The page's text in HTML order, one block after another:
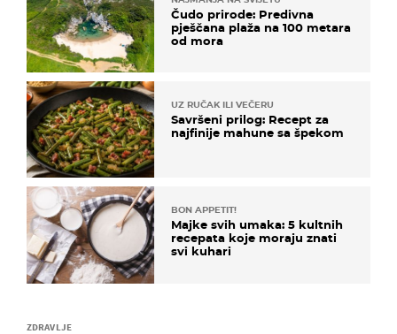
ZDRAVLJE
Čudo prirode: Predivna
pješčana plaža na 100 metara
od mora
UZ RUČAK ILI VEČERU
Savršeni prilog: Recept za
najfinije mahune sa špekom
BON APPETIT!
Majke svih umaka: 5 kultnih
recepata koje moraju znati
svi kuhari